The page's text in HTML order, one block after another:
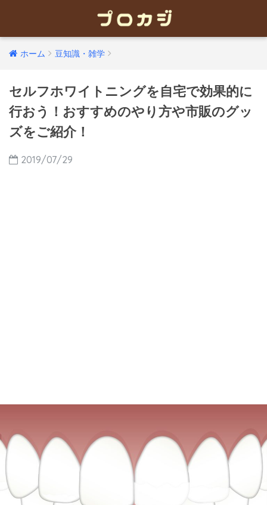
ホーム 豆知識・雑学
セルフホワイトニングを自宅で効果的に
行おう！おすすめのやり方や市販のグッ
ズをご紹介！
2019/07/29